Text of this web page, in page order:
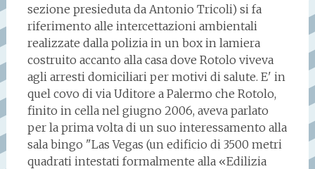
sezione presieduta da Antonio Tricoli) si fa
riferimento alle intercettazioni ambientali
realizzate dalla polizia in un box in lamiera
costruito accanto alla casa dove Rotolo viveva
agli arresti domiciliari per motivi di salute. E' in
quel covo di via Uditore a Palermo che Rotolo,
finito in cella nel giugno 2006, aveva parlato
per la prima volta di un suo interessamento alla
sala bingo "Las Vegas (un edificio di 3500 metri
quadrati intestati formalmente alla «Edilizia